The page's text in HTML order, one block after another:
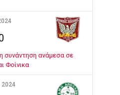
συνάντηση ανάμεσα σε
Φοίνικα
2024